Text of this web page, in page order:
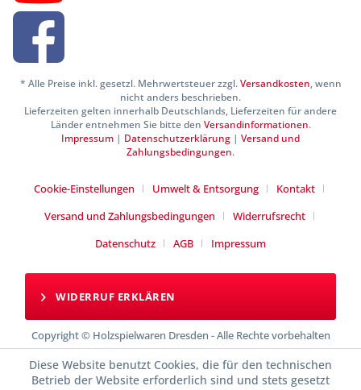
* Alle Preise inkl. gesetzl. Mehrwertsteuer zzgl.Versandkosten, wenn
nicht anders beschrieben.
Lieferzeiten gelten innerhalb Deutschlands, Lieferzeiten für andere
Länder entnehmen Sie bitte den Versandinformationen.
Impressum | Datenschutzerklärung | Versand und
Zahlungsbedingungen.
Cookie-Einstellungen Umwelt & Entsorgung
Kontakt
Versand und Zahlungsbedingungen
Widerrufsrecht
Datenschutz
AGB Impressum
WIDERRUF ERKLÄREN
Copyright © Holzspielwaren Dresden - Alle Rechte vorbehalten
Diese Website benutzt Cookies, die für den technischen
Betrieb der Website erforderlich sind und stets gesetzt